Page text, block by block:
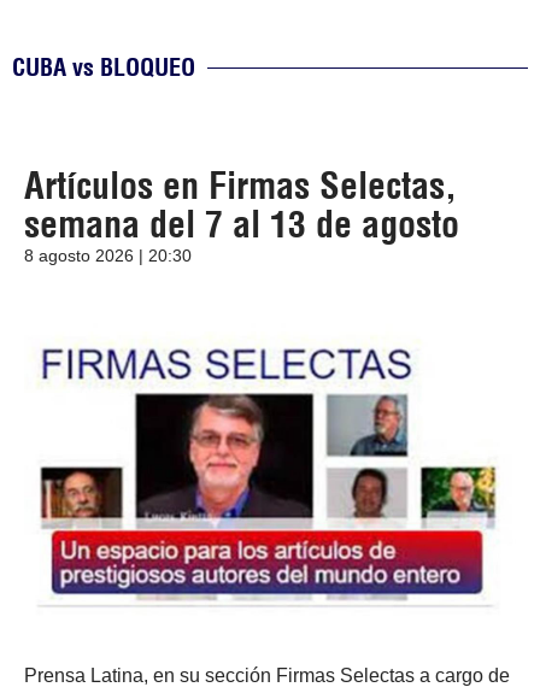
CUBA vs BLOQUEO
Artículos en Firmas Selectas,
semana del 7 al 13 de agosto
8 agosto 2026 | 20:30
Prensa Latina, en su sección Firmas Selectas a cargo de